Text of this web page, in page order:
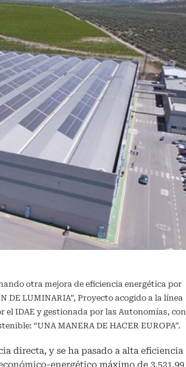
otra mejora de eficiencia energética por
DE LUMINARIA”, Proyecto acogido a la línea
el IDAE y gestionada por las Autonomías, con
“UNA MANERA DE HACER EUROPA”.
directa, y se ha pasado a alta eficiencia
energético máximo de 3.521,99